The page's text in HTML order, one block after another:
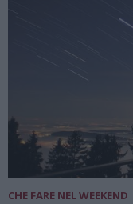
CHE FARE NEL WEEKEND